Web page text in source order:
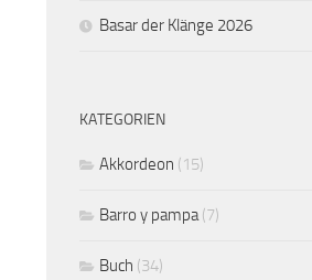
Basar der Klänge 2026
KATEGORIEN
Akkordeon (15)
Barro y pampa (7)
Buch (34)